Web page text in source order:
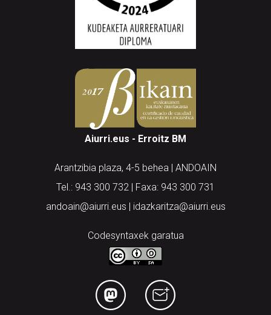
Aiurri.eus - Erroitz BM
Arantzibia plaza, 4-5 behea | ANDOAIN
Tel.: 943 300 732 | Faxa: 943 300 731
andoain@aiurri.eus | idazkaritza@aiurri.eus
Codesyntaxek garatua